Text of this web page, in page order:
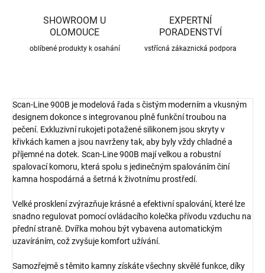
SHOWROOM U
OLOMOUCE
oblíbené produkty k osahání
EXPERTNÍ
PORADENSTVÍ
vstřícná zákaznická podpora
Scan-Line 900B je modelová řada s čistým moderním a vkusným
designem dokonce s integrovanou plně funkční troubou na
pečení. Exkluzivní rukojeti potažené silikonem jsou skryty v
křivkách kamen a jsou navrženy tak, aby byly vždy chladné a
příjemné na dotek. Scan-Line 900B mají velkou a robustní
spalovací komoru, která spolu s jedinečným spalováním činí
kamna hospodárná a šetrná k životnímu prostředí.
Velké prosklení zvýrazňuje krásné a efektivní spalování, které lze
snadno regulovat pomocí ovládacího kolečka přívodu vzduchu na
přední straně. Dvířka mohou být vybavena automatickým
uzavíráním, což zvyšuje komfort užívání.
Samozřejmě s těmito kamny získáte všechny skvělé funkce, díky